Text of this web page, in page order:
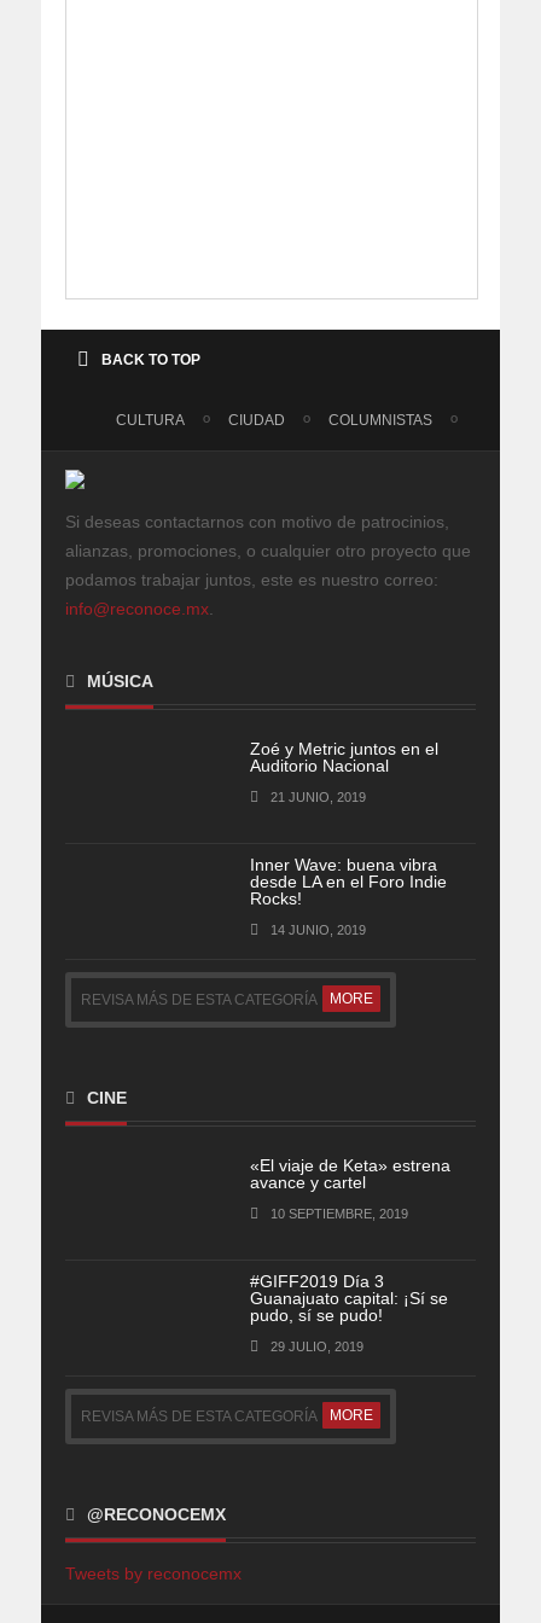
BACK TO TOP
CULTURA CIUDAD COLUMNISTAS
Si deseas contactarnos con motivo de patrocinios,
alianzas, promociones, o cualquier otro proyecto que
podamos trabajar juntos, este es nuestro correo:
info@reconoce.mx.
MÚSICA
Zoé y Metric juntos en el
Auditorio Nacional
21 JUNIO, 2019
Inner Wave: buena vibra
desde LA en el Foro Indie
Rocks!
14 JUNIO, 2019
REVISA MÁS DE ESTA CATEGORÍA MORE
CINE
«El viaje de Keta» estrena
avance y cartel
10 SEPTIEMBRE, 2019
#GIFF2019 Día 3
Guanajuato capital: ¡Sí se
pudo, sí se pudo!
29 JULIO, 2019
REVISA MÁS DE ESTA CATEGORÍA MORE
@RECONOCEMX
Tweets by reconocemx